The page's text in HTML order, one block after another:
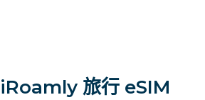
旅行 eSIM